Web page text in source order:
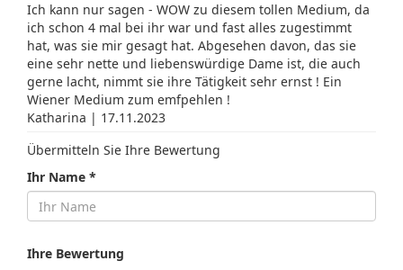
Ich kann nur sagen - WOW zu diesem tollen Medium, da
ich schon 4 mal bei ihr war und fast alles zugestimmt
hat, was sie mir gesagt hat. Abgesehen davon, das sie
eine sehr nette und liebenswürdige Dame ist, die auch
gerne lacht, nimmt sie ihre Tätigkeit sehr ernst ! Ein
Wiener Medium zum emfpehlen !
Katharina | 17.11.2023
Übermitteln Sie Ihre Bewertung
Ihr Name *
Ihre Bewertung